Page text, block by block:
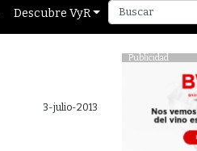
Descubre VyR
3-julio-2013
Publicidad